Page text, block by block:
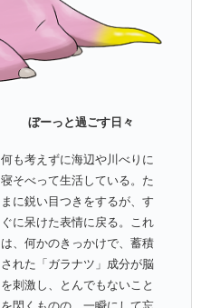
ぼーっと過ごす日々
何も考えずに海辺や川べりに
寝そべって生活している。た
まに鋭い目つきをするが、す
ぐに呆けた表情に戻る。これ
は、何かのきっかけで、蓄積
された「ガラナツ」成分が脳
を刺激し、とんでもないこと